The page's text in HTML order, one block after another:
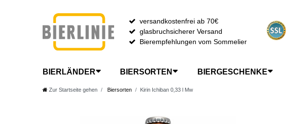
versandkostenfrei ab 70€
glasbruchsicherer Versand
Bierempfehlungen vom Sommelier
BIERLÄNDER BIERSORTEN BIERGESCHENKE
Zur Startseite gehen Biersorten Kirin Ichiban 0,33 l Mw